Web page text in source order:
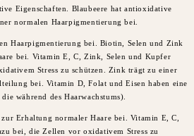
Eigenschaften. Blaubeere hat antioxidative
normalen Haarpigmentierung bei.
Haarpigmentierung bei. Biotin, Selen und Zink
bei. Vitamin E, C, Zink, Selen und Kupfer
Stress zu schützen. Zink trägt zu einer
bei. Vitamin D, Folat und Eisen haben eine
während des Haarwachstums).​
zur Erhaltung normaler Haare bei. Vitamin E, C,
bei, die Zellen vor oxidativem Stress zu